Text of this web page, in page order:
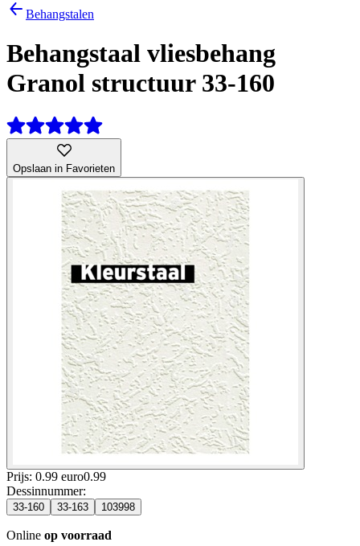
Behangstalen
Behangstaal vliesbehang
Granol structuur 33-160
Opslaan in Favorieten
Prijs: 0.99 euro0.99
Dessinnummer:
33-160 33-163 103998
Online op voorraad